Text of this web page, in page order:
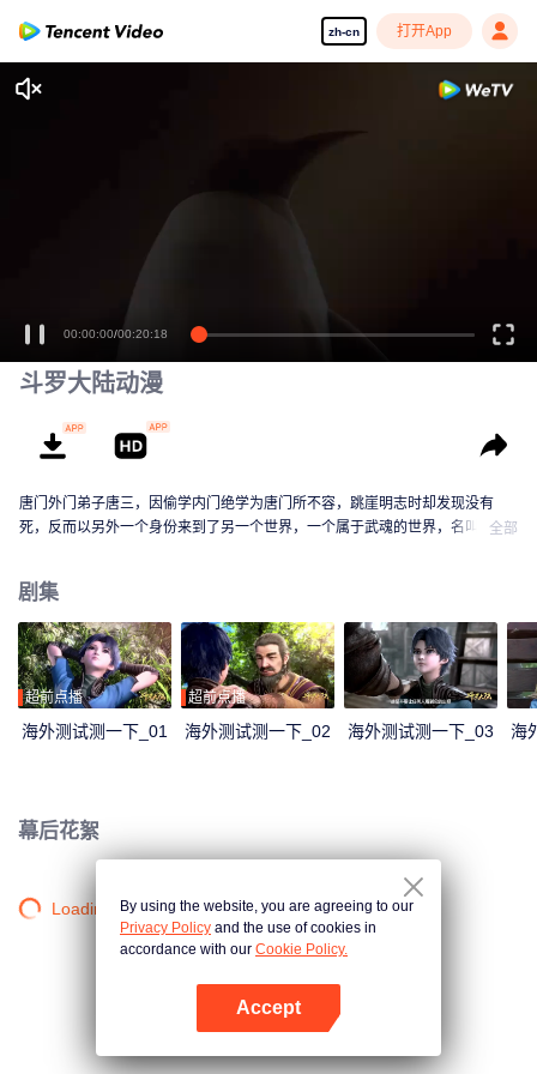
zh-cn 打开App
00:00:00/00:20:18
斗罗大陆动漫
唐门外门弟子唐三，因偷学内门绝学为唐门所不容，跳崖明志时却发现没有
死，反而以另外一个身份来到了另一个世界，一个属于武魂的世界，名叫斗罗
有器物，武魂可以辅助人们的日常生活。而其中一些特别出色的武魂却可以用
来修炼并进行战斗，这个职业，是斗罗大陆上最为强大也是最荣耀的职业“魂
师”。 小小的唐三在圣魂村开始了他的魂师修炼之路，并萌生了振兴唐门的梦
想。当唐门暗器来到斗罗大陆，当唐三武魂觉醒，他能否在这片武魂的世界再
铸唐门的辉煌？
全部
剧集
超前点播
海外测试测一下_01
超前点播
海外测试测一下_02 海外测试测一下_03 海
幕后花絮
Loading…By using the website, you are agreeing to our
Privacy Policy and the use of cookies in
accordance with our Cookie Policy.
Accept